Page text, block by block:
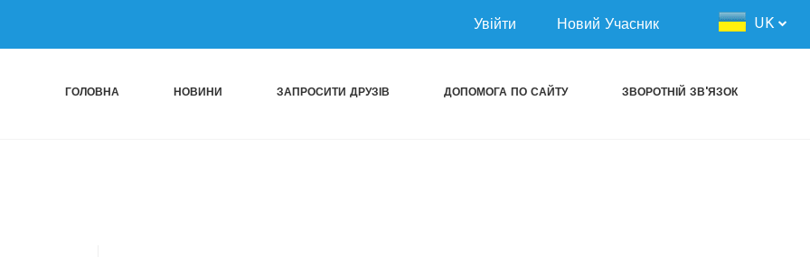
Authorization
menu
Увійти Новий Учасник UK
ЗВОРОТНІЙ ЗВ'ЯЗОК
ДОПОМОГА ПО САЙТУ
ЗАПРОСИТИ ДРУЗІВ
НОВИНИ
ГОЛОВНА